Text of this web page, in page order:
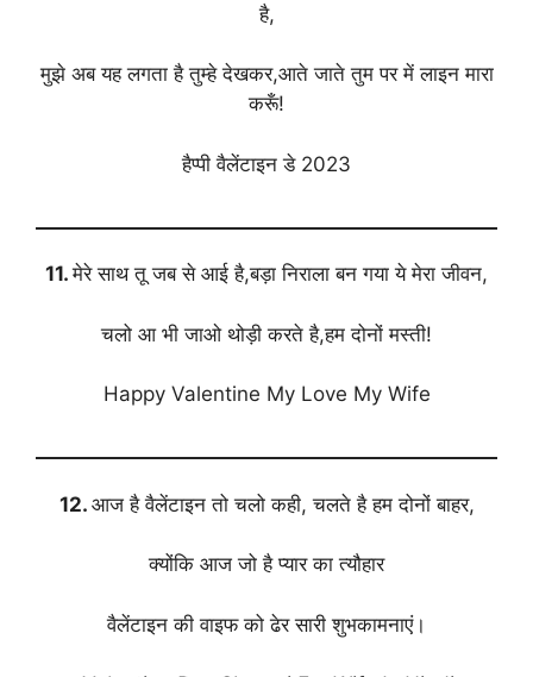
है,
मुझे अब यह लगता है तुम्हे देखकर,आते जाते तुम पर में लाइन मारा
करूँ!
हैप्पी वैलेंटाइन डे 2023
11.मेरे साथ तू जब से आई है,बड़ा निराला बन गया ये मेरा जीवन,
चलो आ भी जाओ थोड़ी करते है,हम दोनों मस्ती!
Happy Valentine My Love My Wife
12. आज है वैलेंटाइन तो चलो कही, चलते है हम दोनों बाहर,
क्योंकि आज जो है प्यार का त्यौहार
वैलेंटाइन की वाइफ को ढेर सारी शुभकामनाएं।